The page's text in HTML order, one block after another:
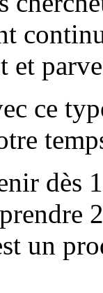
et
ce
dès
un